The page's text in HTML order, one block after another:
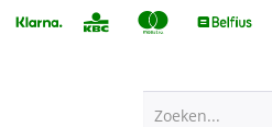
Zoeken...